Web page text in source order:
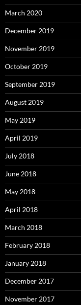
March 2020
December 2019
November 2019
October 2019
September 2019
August 2019
May 2019
April 2019
July 2018
June 2018
May 2018
April 2018
March 2018
February 2018
January 2018
December 2017
November 2017